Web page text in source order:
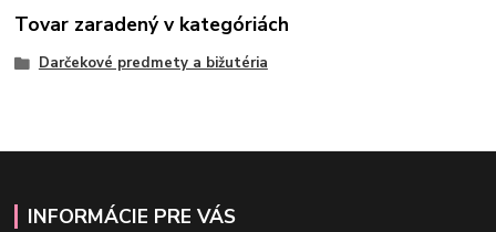
Tovar zaradený v kategóriách
Darčekové predmety a bižutéria
INFORMÁCIE PRE VÁS